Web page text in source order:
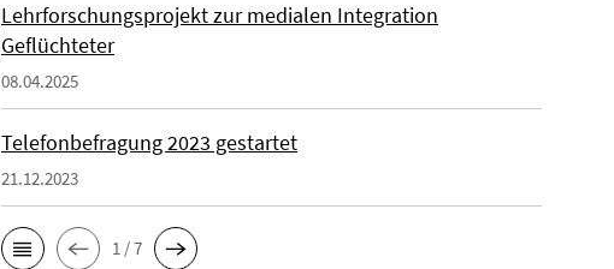
Lehrforschungsprojekt zur medialen Integration
Geflüchteter
08.04.2025
Telefonbefragung 2023 gestartet
21.12.2023
1 / 7